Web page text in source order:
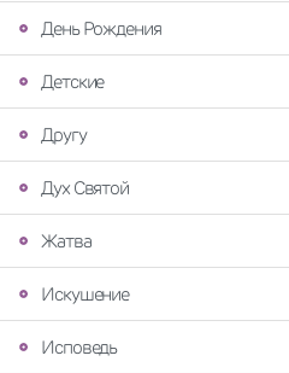
День Рождения
Детские
Другу
Дух Святой
Жатва
Искушение
Исповедь